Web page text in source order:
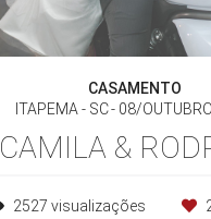
CASAMENTO
ITAPEMA - SC
08/
CAMILA &
2527 visualizações